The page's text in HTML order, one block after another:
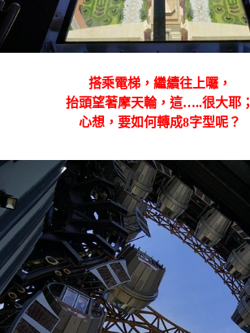
搭乘電梯，繼續往上囉，
抬頭望著摩天輪，這…..很大耶；
心想，要如何轉成8字型呢？